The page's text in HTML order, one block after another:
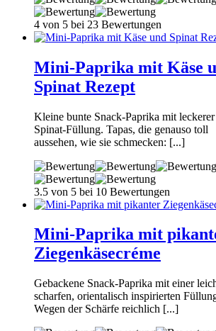
4 von 5 bei 23 Bewertungen
Mini-Paprika mit Käse
Spinat Rezept
Kleine bunte Snack-Paprika mit
Spinat-Füllung. Tapas, die genauso toll
aussehen, wie sie schmecken: [...]
3.5 von 5 bei 10 Bewertungen
Mini-Paprika mit
Ziegenkäsecréme
Gebackene Snack-Paprika mit einer
scharfen, orientalisch inspirierten
Wegen der Schärfe reichlich [...]